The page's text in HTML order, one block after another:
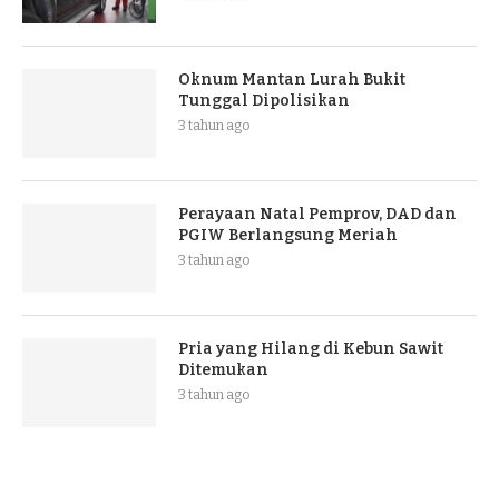
Oknum Mantan Lurah Bukit
Tunggal Dipolisikan
3 tahun ago
Perayaan Natal Pemprov, DAD dan
PGIW Berlangsung Meriah
3 tahun ago
Pria yang Hilang di Kebun Sawit
Ditemukan
3 tahun ago